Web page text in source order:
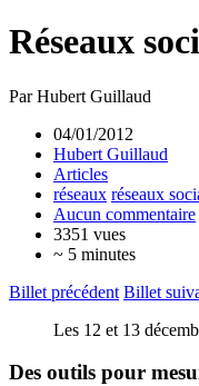
Réseaux
Par Hubert Guillaud
04/01/2012
Hubert Guillaud
Articles
réseaux réseaux
Aucun commentaire
3351 vues
~ 5 minutes
Billet précédent Billet
Les 12 et 13
Des outils pour